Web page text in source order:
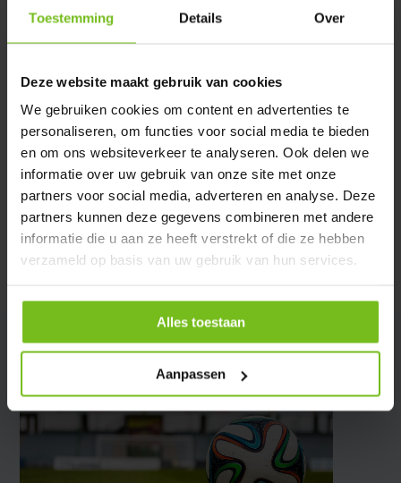
Toestemming Details Over
Deze website maakt gebruik van cookies
We gebruiken cookies om content en advertenties te
personaliseren, om functies voor social media te bieden
en om ons websiteverkeer te analyseren. Ook delen we
informatie over uw gebruik van onze site met onze
partners voor social media, adverteren en analyse. Deze
partners kunnen deze gegevens combineren met andere
informatie die u aan ze heeft verstrekt of die ze hebben
verzameld op basis van uw gebruik van hun services.
Alles toestaan
Aanpassen
We helpen u graag met meer informatie
Description du produit
Spécifications
Évaluations